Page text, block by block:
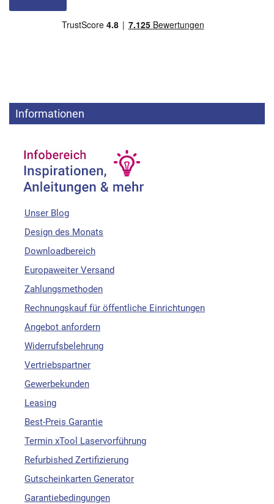
Informationen
Unser Blog
Design des Monats
Downloadbereich
Europaweiter Versand
Zahlungsmethoden
Rechnungskauf für öffentliche Einrichtungen
Angebot anfordern
Widerrufsbelehrung
Vertriebspartner
Gewerbekunden
Leasing
Best-Preis Garantie
Termin xTool Laservorführung
Refurbished Zertifizierung
Gutscheinkarten Generator
Garantiebedingungen